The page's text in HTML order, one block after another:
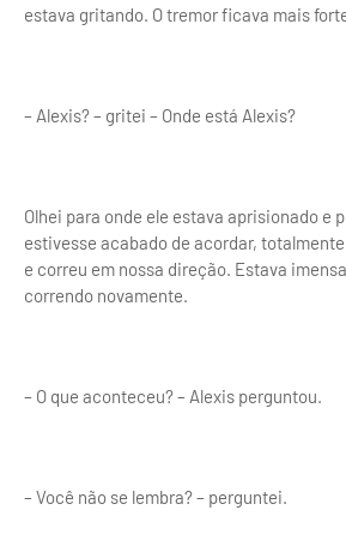
estava gritando. O tremor ficava mais
– Alexis? – gritei – Onde está Alexis?
Olhei para onde ele estava aprisionado e
estivesse acabado de acordar,
e correu em nossa direção. Estava
correndo novamente.
– O que aconteceu? – Alexis perguntou.
– Você não se lembra? – perguntei.